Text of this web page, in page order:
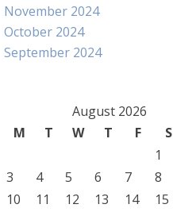
November 2024
October 2024
September 2024
August 2026
M
T W T F S
1
3
4 5 6 7 8
10
11 12 13 14 15